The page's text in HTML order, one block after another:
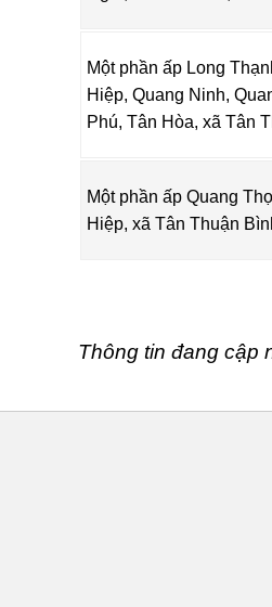
Một phần ấp Long
Hiệp, Quang Ninh,
Phú, Tân Hòa, xã Tân
Một phần ấp Quang
Hiệp, xã Tân Thuận
Thông tin đang cập